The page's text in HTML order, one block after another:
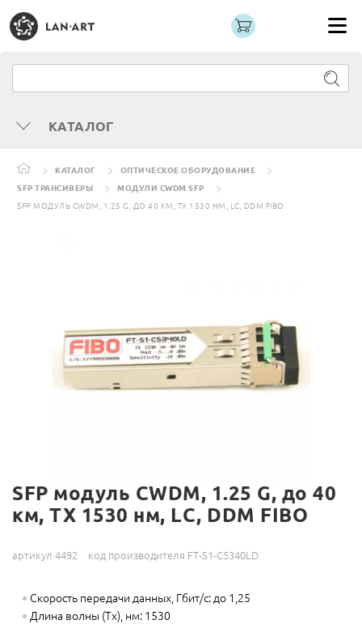
КАТАЛОГ
КАТАЛОГ
ОПТИЧЕСКОЕ ОБОРУДОВАНИЕ
SFP ТРАНСИВЕРЫ
МОДУЛИ CWDM SFP
SFP МОДУЛЬ CWDM, 1.25 G, ДО 40 КМ, TX 1530 НМ, LC, DDM FIBO
SFP модуль CWDM, 1.25 G, до 40
км, TX 1530 нм, LC, DDM FIBO
артикул 4492 код производителя FT-S1-C5340LD
Скорость передачи данных, Гбит/с: до 1,25
Длина волны (Tx), нм: 1530